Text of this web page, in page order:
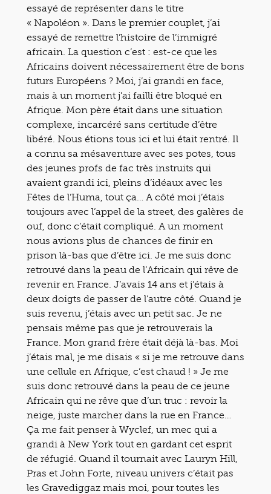
essayé de représenter dans le titre
« Napoléon ». Dans le premier couplet, j’ai
essayé de remettre l’histoire de l’immigré
africain. La question c’est : est-ce que les
Africains doivent nécessairement être de bons
futurs Européens ? Moi, j’ai grandi en face,
mais à un moment j’ai failli être bloqué en
Afrique. Mon père était dans une situation
complexe, incarcéré sans certitude d’être
libéré. Nous étions tous ici et lui était rentré. Il
a connu sa mésaventure avec ses potes, tous
des jeunes profs de fac très instruits qui
avaient grandi ici, pleins d’idéaux avec les
Fêtes de l’Huma, tout ça… A côté moi j’étais
toujours avec l’appel de la street, des galères de
ouf, donc c’était compliqué. A un moment
nous avions plus de chances de finir en
prison là-bas que d’être ici. Je me suis donc
retrouvé dans la peau de l’Africain qui rêve de
revenir en France. J’avais 14 ans et j’étais à
deux doigts de passer de l’autre côté. Quand je
suis revenu, j’étais avec un petit sac. Je ne
pensais même pas que je retrouverais la
France. Mon grand frère était déjà là-bas. Moi
j’étais mal, je me disais « si je me retrouve dans
une cellule en Afrique, c’est chaud ! » Je me
suis donc retrouvé dans la peau de ce jeune
Africain qui ne rêve que d’un truc : revoir la
neige, juste marcher dans la rue en France…
Ça me fait penser à Wyclef, un mec qui a
grandi à New York tout en gardant cet esprit
de réfugié. Quand il tournait avec Lauryn Hill,
Pras et John Forte, niveau univers c’était pas
les Gravediggaz mais moi, pour toutes les